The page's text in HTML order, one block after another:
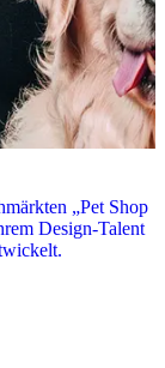
„Pet Shop
Design-Talent